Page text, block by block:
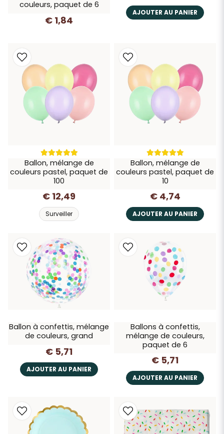
couleurs, paquet de 6
€ 1,84
AJOUTER AU PANIER
Ballon, mélange de
couleurs pastel, paquet de
100
€ 12,49
Surveiller
Ballon, mélange de
couleurs pastel, paquet de
10
€ 4,74
AJOUTER AU PANIER
Ballon à confettis, mélange
de couleurs, grand
€ 5,71
AJOUTER AU PANIER
Ballons à confettis,
mélange de couleurs,
paquet de 6
€ 5,71
AJOUTER AU PANIER